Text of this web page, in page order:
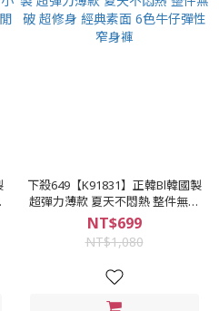
下殺649【K91831】正韓Bl韓國製
超彈力薄款 夏天不悶熱 整件無破
超修身 經典素面 6色牛仔彈性窄
身褲
NT$699
NT$1,080